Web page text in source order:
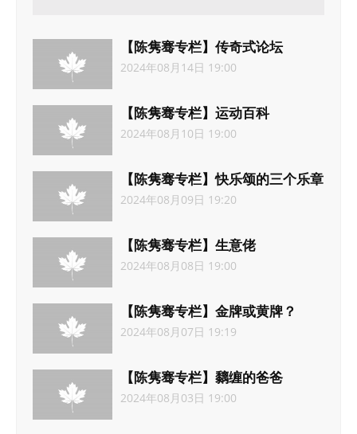
【陈隽骞专栏】传奇式论坛
2024年08月14日 19:00
【陈隽骞专栏】运动百科
2024年08月10日 19:00
【陈隽骞专栏】快乐颂的三个乐章
2024年08月09日 19:20
【陈隽骞专栏】生意佬
2024年08月08日 19:00
【陈隽骞专栏】金牌或黄牌？
2024年08月07日 19:19
【陈隽骞专栏】黐缠的爸爸
2024年08月03日 19:00